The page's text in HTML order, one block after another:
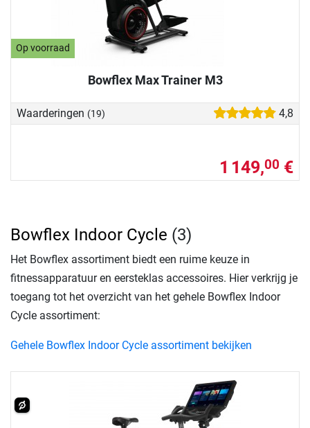
Op voorraad
Bowflex Max Trainer M3
Waarderingen (19) 4,8
1 149,00 €
Bowflex Indoor Cycle (3)
Het Bowflex assortiment biedt een ruime keuze in
fitnessapparatuur en eersteklas accessoires. Hier verkrijg je
toegang tot het overzicht van het gehele Bowflex Indoor
Cycle assortiment:
Gehele Bowflex Indoor Cycle assortiment bekijken